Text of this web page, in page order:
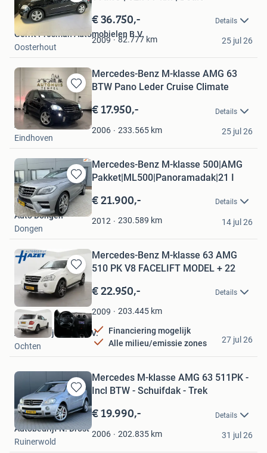
Bewaren
in
Favorieten
€ 36.750,- Details
2009 82.777 km
Gerrit Prosman Automobielen B.V.
Oosterhout
25 jul 26
Bewaren
in
Mijn
Favorieten
Mercedes-Benz M-klasse AMG 63
BTW Pano Leder Cruise Climate
€ 17.950,- Details
2006 233.565 km
Autohuis Tempel
Eindhoven
25 jul 26
Bewaren
in
Mijn
Favorieten
Mercedes-Benz M-klasse 500|AMG
Pakket|ML500|Panoramadak|21 I
€ 21.900,- Details
2012 230.589 km
Auto Dongen
Dongen
14 jul 26
Bewaren
in
Mijn
Favorieten
Mercedes-Benz M-klasse 63 AMG
510 PK V8 FACELIFT MODEL + 22
€ 22.950,- Details
2009 203.445 km
Financiering mogelijk
Alle milieu/emissie zones
Autobedrijf Hazet B.V.
Ochten
27 jul 26
Bewaren
in
Mijn
Favorieten
Mercedes M-klasse AMG 63 511PK -
Incl BTW - Schuifdak - Trek
€ 19.990,- Details
2006 202.835 km
Autobedrijf N. Drost
Ruinerwold
31 jul 26